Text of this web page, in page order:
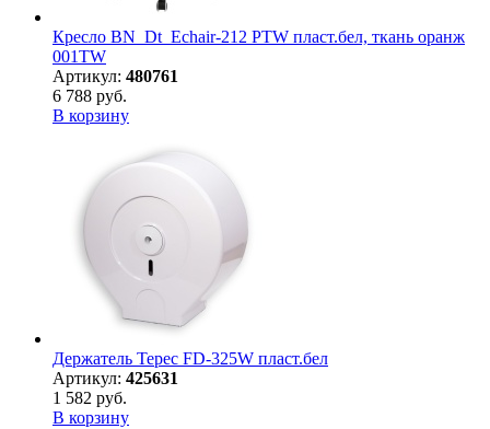
Кресло BN_Dt_Echair-212 PTW пласт.бел, ткань оранж
001TW
Артикул: 480761
6 788 руб.
В корзину
Держатель Терес FD-325W пласт.бел
Артикул: 425631
1 582 руб.
В корзину